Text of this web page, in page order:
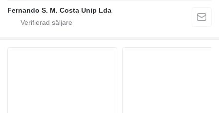
Fernando S. M. Costa Unip Lda